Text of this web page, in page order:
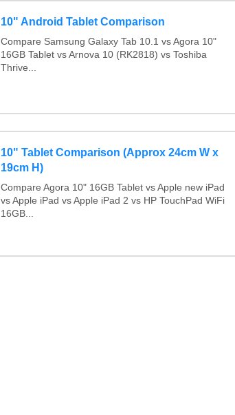
10" Android Tablet Comparison
Compare Samsung Galaxy Tab 10.1 vs Agora 10"
16GB Tablet vs Arnova 10 (RK2818) vs Toshiba
Thrive...
10" Tablet Comparison (Approx 24cm W x
19cm H)
Compare Agora 10" 16GB Tablet vs Apple new iPad
vs Apple iPad vs Apple iPad 2 vs HP TouchPad WiFi
16GB...